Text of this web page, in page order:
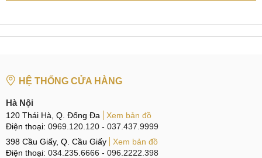
cao kèm theo những cam kết Uy tín, MobileCity Care hứa
hẹn mang đến cho khách hàng sự yên tâm tuyệt đối khi sử
Linh kiện Zin 100%
Linh kiên Zin 100%
MobileCity Care luôn đặt chất lượng lên hàng đầu, đặc biệt
chú trọng đến linh kiện sử dụng trong quá trình sửa chữa,
HỆ THỐNG CỬA HÀNG
Hà Nội
120 Thái Hà, Q. Đống Đa
Xem bản đồ
Điện thoại: 0969.120.120 - 037.437.9999
398 Cầu Giấy, Q. Cầu Giấy
Xem bản đồ
Điện thoại: 034.235.6666 - 096.2222.398